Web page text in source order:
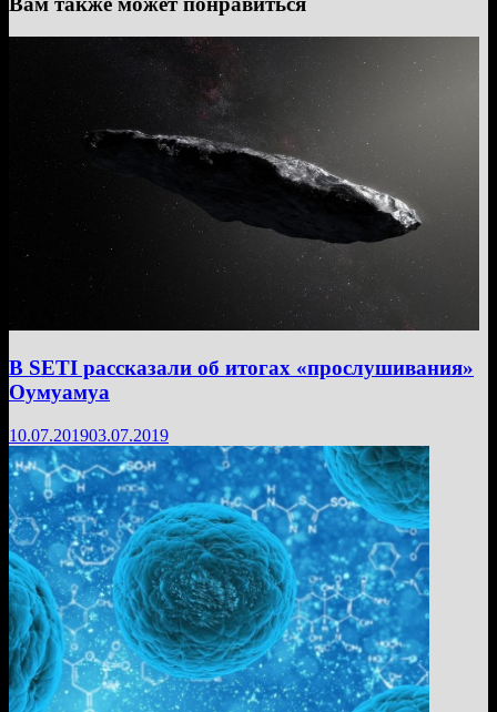
В SETI рассказали об итогах «прослушивания»
Оумуамуа
10.07.201903.07.2019